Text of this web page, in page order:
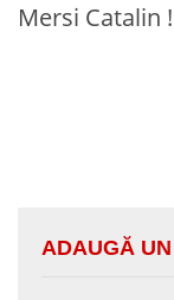
Mersi Catalin !
ADAUGĂ